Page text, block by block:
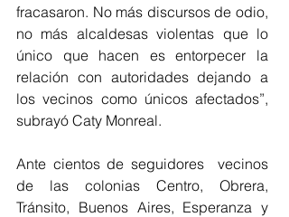
fracasaron. No más discursos de odio,
no más alcaldesas violentas que lo
único que hacen es entorpecer la
relación con autoridades dejando a
los vecinos como únicos afectados”,
subrayó Caty Monreal.
Ante cientos de seguidores  vecinos
de las colonias Centro, Obrera,
Tránsito, Buenos Aires, Esperanza y